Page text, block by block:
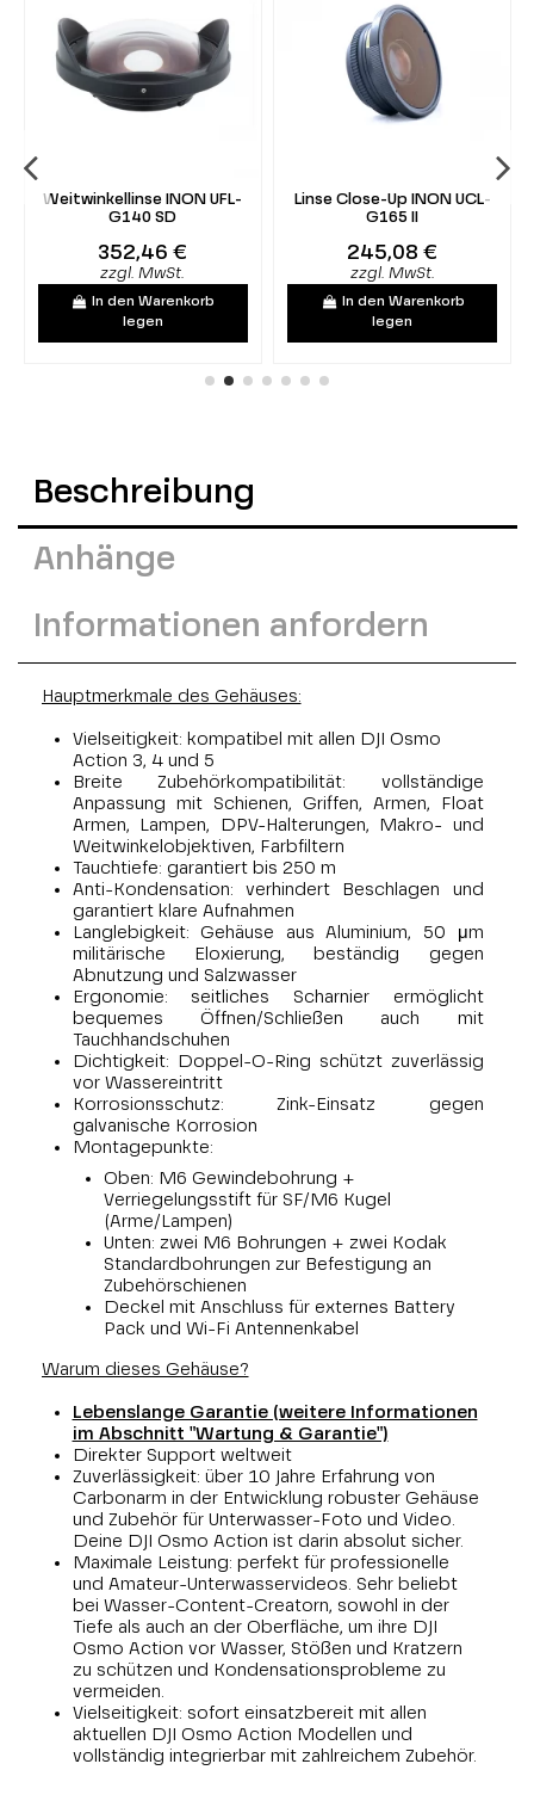
Weitwinkellinse INON UFL-
G140 SD
352,46 €
zzgl. MwSt.
In den Warenkorb
legen
Linse Close-Up INON UCL-
G165 II
245,08 €
zzgl. MwSt.
In den Warenkorb
legen
Beschreibung
Anhänge
Informationen anfordern
Hauptmerkmale des Gehäuses:
Vielseitigkeit: kompatibel mit allen DJI Osmo
Action 3, 4 und 5
Breite Zubehörkompatibilität: vollständige
Anpassung mit Schienen, Griffen, Armen, Float
Armen, Lampen, DPV-Halterungen, Makro- und
Weitwinkelobjektiven, Farbfiltern
Tauchtiefe: garantiert bis 250 m
Anti-Kondensation: verhindert Beschlagen und
garantiert klare Aufnahmen
Langlebigkeit: Gehäuse aus Aluminium, 50 μm
militärische Eloxierung, beständig gegen
Abnutzung und Salzwasser
Ergonomie: seitliches Scharnier ermöglicht
bequemes Öffnen/Schließen auch mit
Tauchhandschuhen
Dichtigkeit: Doppel-O-Ring schützt zuverlässig
vor Wassereintritt
Korrosionsschutz: Zink-Einsatz gegen
galvanische Korrosion
Montagepunkte:
Oben: M6 Gewindebohrung +
Verriegelungsstift für SF/M6 Kugel
(Arme/Lampen)
Unten: zwei M6 Bohrungen + zwei Kodak
Standardbohrungen zur Befestigung an
Zubehörschienen
Deckel mit Anschluss für externes Battery
Pack und Wi-Fi Antennenkabel
Warum dieses Gehäuse?
Lebenslange Garantie (weitere Informationen
im Abschnitt "Wartung & Garantie")
Direkter Support weltweit
Zuverlässigkeit: über 10 Jahre Erfahrung von
Carbonarm in der Entwicklung robuster Gehäuse
und Zubehör für Unterwasser-Foto und Video.
Deine DJI Osmo Action ist darin absolut sicher.
Maximale Leistung: perfekt für professionelle
und Amateur-Unterwasservideos. Sehr beliebt
bei Wasser-Content-Creatorn, sowohl in der
Tiefe als auch an der Oberfläche, um ihre DJI
Osmo Action vor Wasser, Stößen und Kratzern
zu schützen und Kondensationsprobleme zu
vermeiden.
Vielseitigkeit: sofort einsatzbereit mit allen
aktuellen DJI Osmo Action Modellen und
vollständig integrierbar mit zahlreichem Zubehör.